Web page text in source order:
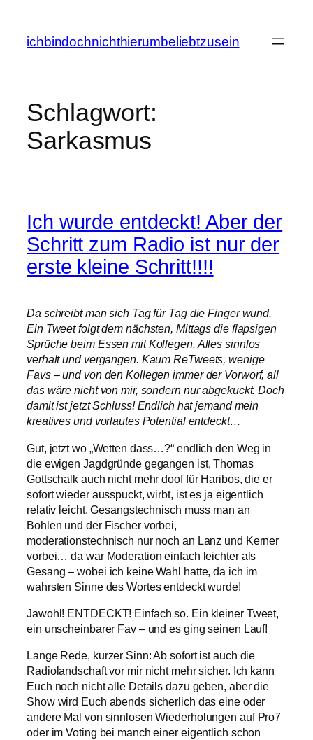
springen
ichbindochnichthierumbeliebtzusein
Schlagwort:
Sarkasmus
Ich wurde entdeckt! Aber der
Schritt zum Radio ist nur der
erste kleine Schritt!!!!
Da schreibt man sich Tag für Tag die Finger wund.
Ein Tweet folgt dem nächsten, Mittags die flapsigen
Sprüche beim Essen mit Kollegen. Alles sinnlos
verhalt und vergangen. Kaum ReTweets, wenige
Favs – und von den Kollegen immer der Vorworf, all
das wäre nicht von mir, sondern nur abgekuckt. Doch
damit ist jetzt Schluss! Endlich hat jemand mein
kreatives und vorlautes Potential entdeckt…
Gut, jetzt wo „Wetten dass…?“ endlich den Weg in
die ewigen Jagdgründe gegangen ist, Thomas
Gottschalk auch nicht mehr doof für Haribos, die er
sofort wieder ausspuckt, wirbt, ist es ja eigentlich
relativ leicht. Gesangstechnisch muss man an
Bohlen und der Fischer vorbei,
moderationstechnisch nur noch an Lanz und Kerner
vorbei… da war Moderation einfach leichter als
Gesang – wobei ich keine Wahl hatte, da ich im
wahrsten Sinne des Wortes entdeckt wurde!
Jawohl! ENTDECKT! Einfach so. Ein kleiner Tweet,
ein unscheinbarer Fav – und es ging seinen Lauf!
Lange Rede, kurzer Sinn: Ab sofort ist auch die
Radiolandschaft vor mir nicht mehr sicher. Ich kann
Euch noch nicht alle Details dazu geben, aber die
Show wird Euch abends sicherlich das eine oder
andere Mal von sinnlosen Wiederholungen auf Pro7
oder im Voting bei manch einer eigentlich schon